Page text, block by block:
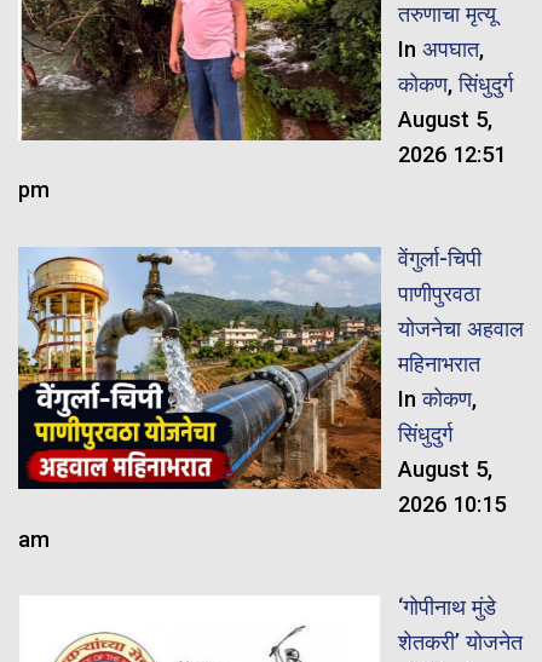
तरुणाचा मृत्यू
In अपघात,
कोकण,सिंधुदुर्ग
August 5,
2026 12:51
pm
वेंगुर्ला-चिपी
पाणीपुरवठा
योजनेचा अहवाल
महिनाभरात
Inकोकण,
सिंधुदुर्ग
August 5,
2026 10:15
am
‘गोपीनाथ मुंडे
शेतकरी’ योजनेत